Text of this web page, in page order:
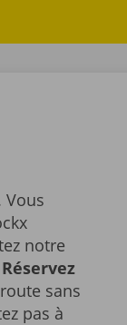
notre
Réservez
sans
pas à